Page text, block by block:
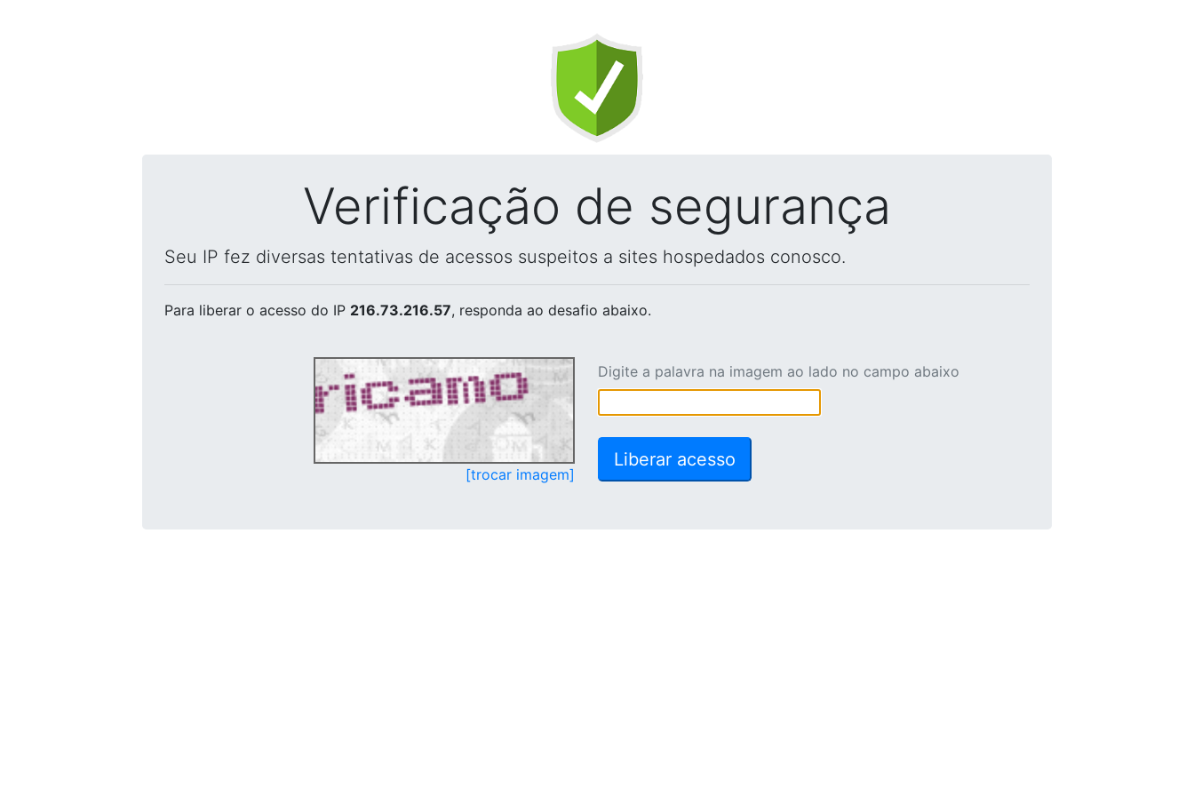
Verificação de segurança
Seu IP fez diversas tentativas de acessos suspeitos a sites hospedados conosco.
Para liberar o acesso do IP 216.73.216.57, responda ao desafio abaixo.
[trocar imagem]
Digite a palavra na imagem ao lado no campo abaixo